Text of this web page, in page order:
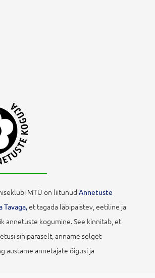
MTÜ on liitunud Annetuste
Tavaga,et tagada läbipaistev, eetiline ja
annetuste kogumine. See kinnitab, et
sihipäraselt, anname selget
austame annetajate õigusi ja